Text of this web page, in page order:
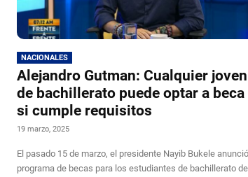
NACIONALES
Alejandro Gutman: Cualquier joven
de bachillerato puede optar a beca
si cumple requisitos
19 marzo, 2025
El pasado 15 de marzo, el presidente Nayib Bukele
programa de becas para los estudiantes de bachillerato del